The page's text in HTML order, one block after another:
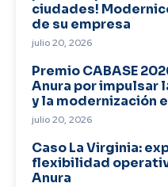
ciudades!
de su empresa
julio 20, 2026
Premio CABASE
Anura por impulsar
y la modernización
julio 20, 2026
Caso La Virginia:
flexibilidad
Anura